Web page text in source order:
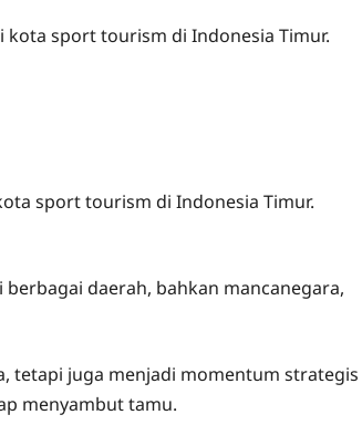
kota sport tourism di Indonesia Timur.
sport tourism di Indonesia Timur.
daerah, bahkan mancanegara,
tetapi juga menjadi momentum strategis
menyambut tamu.